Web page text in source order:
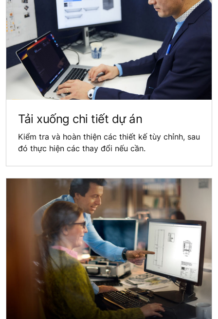
Tải xuống chi tiết dự án
Kiểm tra và hoàn thiện các thiết kế tùy chỉnh, sau
đó thực hiện các thay đổi nếu cần.